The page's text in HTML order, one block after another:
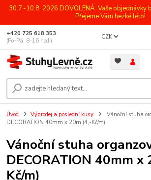
30.7.-10.8. 2026 DOVOLENÁ. Vaše objednávky
Přejeme Vám hezké léto!
CZK
+420 725 618 353
(Po-Pá, 8-16 hod.)
Úvod Výprodej a poslední kusy
Vánoční stuha
DECORATION 40mm x 20m (4,-Kč/m)
Vánoční stuha
DECORATION 40mm x
Kč/m)